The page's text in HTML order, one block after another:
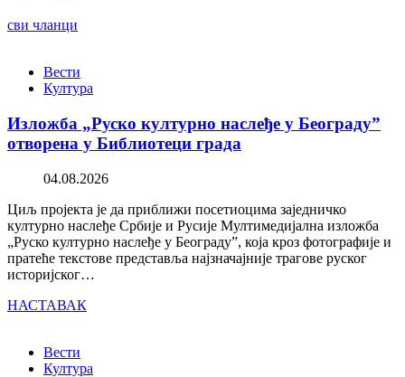
сви чланци
Вести
Култура
Изложба „Руско културно наслеђе у Београду”
отворена у Библиотеци града
04.08.2026
Циљ пројекта је да приближи посетиоцима заједничко
културно наслеђе Србије и Русије Мултимедијална изложба
„Руско културно наслеђе у Београду”, која кроз фотографије и
пратеће текстове представља најзначајније трагове руског
историјског…
НАСТАВАК
Вести
Култура